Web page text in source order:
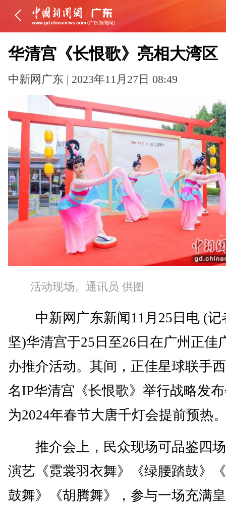
华清宫《长恨歌》亮相大湾区
中新网广东 | 2023年11月27日 08:49
活动现场。通讯员 供图
中新网广东新闻11月25日电 (记
坚)华清宫于25日至26日在广州正佳
办推介活动。其间，正佳星球联手
名IP华清宫《长恨歌》举行战略发
为2024年春节大唐千灯会提前预热
推介会上，民众现场可品鉴四
演艺《霓裳羽衣舞》《绿腰踏鼓》
鼓舞》《胡腾舞》，参与一场充满